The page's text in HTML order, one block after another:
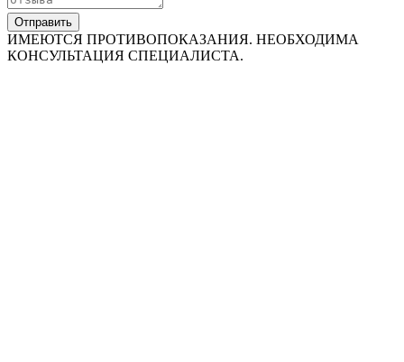
Отправить
ИМЕЮТСЯ ПРОТИВОПОКАЗАНИЯ. НЕОБХОДИМА
КОНСУЛЬТАЦИЯ СПЕЦИАЛИСТА.